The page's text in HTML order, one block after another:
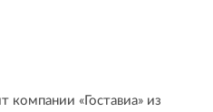
«Гоставиа» из